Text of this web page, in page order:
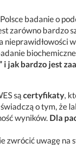
badanie o
zarówno bardzo
i jak bardzo jest
sącertyfikaty,
o tym, że
wyników. Dla
zwrócić uwagę na